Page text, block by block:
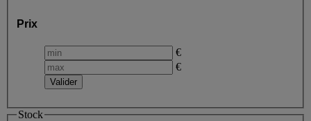
Prix
€
€
Stock